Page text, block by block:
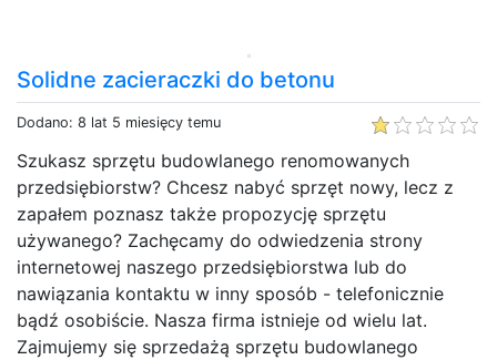
Solidne zacieraczki do betonu
Dodano: 8 lat 5 miesięcy temu
Szukasz sprzętu budowlanego renomowanych
przedsiębiorstw? Chcesz nabyć sprzęt nowy, lecz z
zapałem poznasz także propozycję sprzętu
używanego? Zachęcamy do odwiedzenia strony
internetowej naszego przedsiębiorstwa lub do
nawiązania kontaktu w inny sposób - telefonicznie
bądź osobiście. Nasza firma istnieje od wielu lat.
Zajmujemy się sprzedażą sprzętu budowlanego